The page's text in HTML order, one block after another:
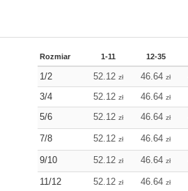
Rozmiar 1-11 12-35
1/2 52.12 zł 46.64zł
3/4
52.12 zł 46.64zł
5/6
52.12 zł 46.64zł
7/8 52.12 zł 46.64zł
9/10 52.12 zł 46.64zł
11/12 52.12 zł 46.64zł